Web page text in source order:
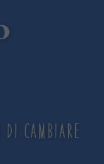
di cambiare